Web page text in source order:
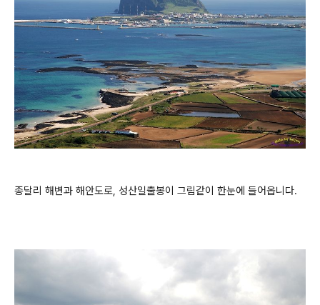
종달리 해변과 해안도로, 성산일출봉이 그림같이 한눈에 들어옵니다.